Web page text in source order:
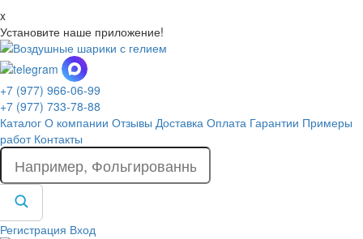
x
Установите наше приложение!
+7 (977) 966-06-99
+7 (977) 733-78-88
Каталог О компании Отзывы Доставка Оплата Гарантии Примеры
работ Контакты
Регистрация Вход